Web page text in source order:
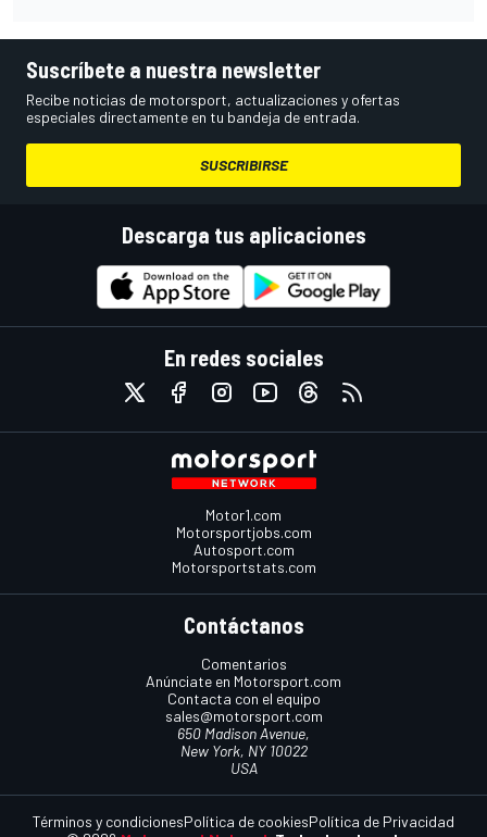
Suscríbete a nuestra newsletter
Recibe noticias de motorsport, actualizaciones y ofertas
especiales directamente en tu bandeja de entrada.
SUSCRIBIRSE
Descarga tus aplicaciones
En redes sociales
Motor1.com
Motorsportjobs.com
Autosport.com
Motorsportstats.com
Contáctanos
Comentarios
Anúnciate en Motorsport.com
Contacta con el equipo
sales@motorsport.com
650 Madison Avenue,
New York, NY 10022
USA
Términos y condicionesPolítica de cookiesPolítica de Privacidad